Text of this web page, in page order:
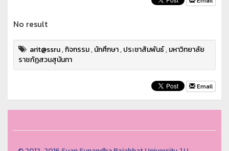
No result
arit@ssru,กิจกรรม,นักศึกษา,ประชาสัมพันธ์,มหาวิทยาลัย
ราชภัฏสวนสุนันทา
Email